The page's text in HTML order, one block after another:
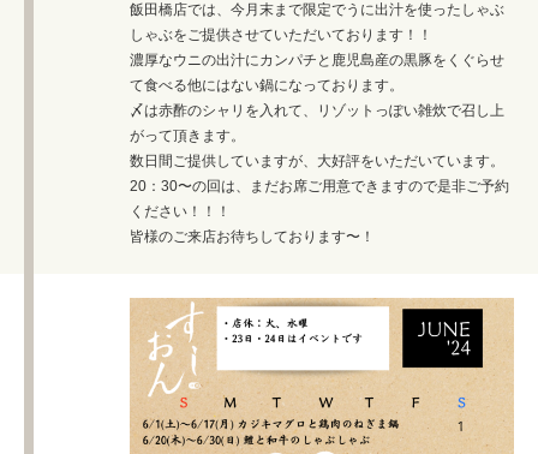
飯田橋店では、今月末まで限定でうに出汁を使ったしゃぶ
しゃぶをご提供させていただいております！！
濃厚なウニの出汁にカンパチと鹿児島産の黒豚をくぐらせ
て食べる他にはない鍋になっております。
〆は赤酢のシャリを入れて、リゾットっぽい雑炊で召し上
がって頂きます。
数日間ご提供していますが、大好評をいただいています。
20：30〜の回は、まだお席ご用意できますので是非ご予約
ください！！！
皆様のご来店お待ちしております〜！